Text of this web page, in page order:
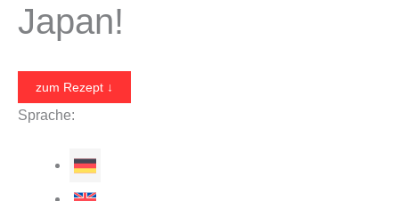
Japan!
zum Rezept ↓
Sprache: